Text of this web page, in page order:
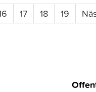
17 18 19